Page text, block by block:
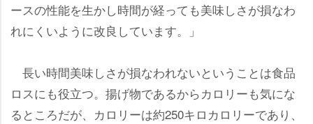
ースの性能を生かし時間が経っても美味しさが損なわ
れにくいように改良しています。」
長い時間美味しさが損なわれないということは食品
ロスにも役立つ。揚げ物であるからカロリーも気にな
るところだが、カロリーは約250キロカロリーであり、